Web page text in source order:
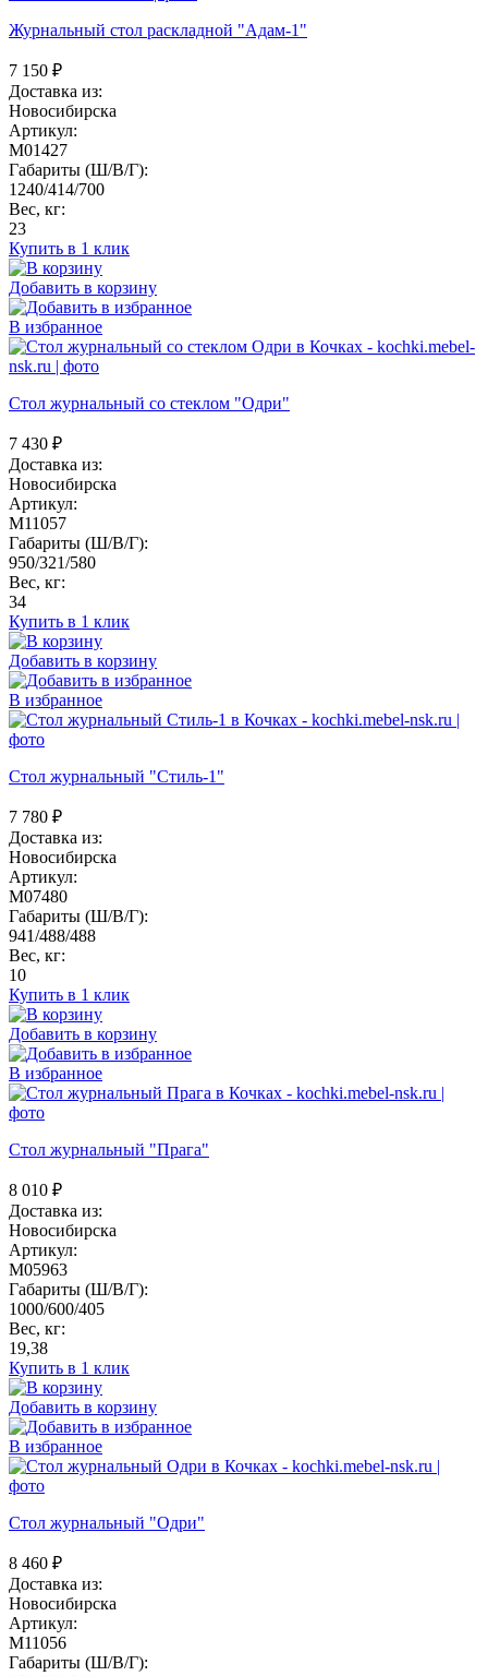
Журнальный стол раскладной "Адам-1"
7 150 ₽
Доставка из:
Новосибирска
Артикул:
M01427
Габариты (Ш/В/Г):
1240/414/700
Вес, кг:
23
Купить в 1 клик
Добавить в корзину
В избранное
Стол журнальный со стеклом "Одри"
7 430 ₽
Доставка из:
Новосибирска
Артикул:
M11057
Габариты (Ш/В/Г):
950/321/580
Вес, кг:
34
Купить в 1 клик
Добавить в корзину
В избранное
Стол журнальный "Стиль-1"
7 780 ₽
Доставка из:
Новосибирска
Артикул:
M07480
Габариты (Ш/В/Г):
941/488/488
Вес, кг:
10
Купить в 1 клик
Добавить в корзину
В избранное
Стол журнальный "Прага"
8 010 ₽
Доставка из:
Новосибирска
Артикул:
M05963
Габариты (Ш/В/Г):
1000/600/405
Вес, кг:
19,38
Купить в 1 клик
Добавить в корзину
В избранное
Стол журнальный "Одри"
8 460 ₽
Доставка из:
Новосибирска
Артикул:
M11056
Габариты (Ш/В/Г):